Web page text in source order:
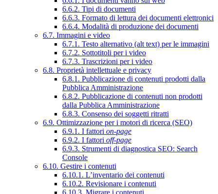
6.6.2. Tipi di documenti
6.6.3. Formato di lettura dei documenti elettronici
6.6.4. Modalità di produzione dei documenti
6.7. Immagini e video
6.7.1. Testo alternativo (alt text) per le immagini
6.7.2. Sottotitoli per i video
6.7.3. Trascrizioni per i video
6.8. Proprietà intellettuale e privacy
6.8.1. Pubblicazione di contenuti prodotti dalla
Pubblica Amministrazione
6.8.2. Pubblicazione di contenuti non prodotti
dalla Pubblica Amministrazione
6.8.3. Consenso dei soggetti ritratti
6.9. Ottimizzazione per i motori di ricerca (SEO)
6.9.1. I fattori on-page
6.9.2. I fattori off-page
6.9.3. Strumenti di diagnostica SEO: Search
Console
6.10. Gestire i contenuti
6.10.1. L’inventario dei contenuti
6.10.2. Revisionare i contenuti
6.10.3. Migrare i contenuti